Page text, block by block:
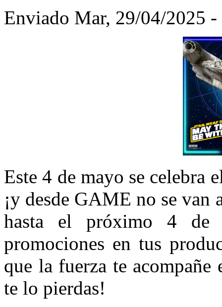
Enviado Mar, 29/04/2025
Este 4 de mayo se celebra
¡y desde GAME no se van
hasta el próximo 4 de
promociones en tus
que la fuerza te
te lo pierdas!